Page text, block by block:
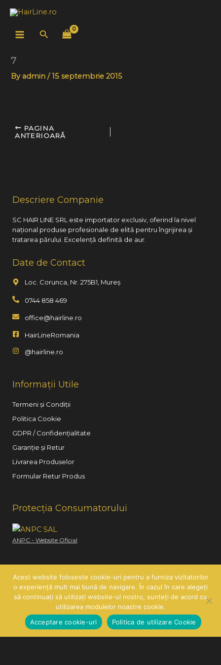
content
Search
7
By admin/15 septembrie 2015
PAGINA
ANTERIOARĂ
Descriere Companie
SC HAIR LINE SRL este importator exclusiv, oferind la nivel
național produse profesionale de elită pentru îngrijirea și
tratarea părului. Excelență definită de aur.
Date de Contact
Loc. Corunca, Nr. 275B1, Mureș
0744 858 469
office@hairline.ro
HairLineRomania
@hairline.ro
Informații Utile
Termeni și Condiții
Politica Cookie
GDPR / Confidențialitate
Garanție și Retur
Livrarea Produselor
Formular Retur Produs
Protecția Consumatorului
ANPC - Website Oficial
Copyright © 2026Hair Line| SC HAIR LINE SRL | CUI:
RO21260585 | J26/419/2007
Acest website foloseste cookie-uri pentru a furniza vizitatorilor
o experiență mult mai bună de navigare. În cazul în care alegeți
să continuați să utilizați website-ul nostru, sunteți de acord cu
utilizarea modulelor noastre cookie.
Acceptare cookie-uri
Politica de utilizare Cookie